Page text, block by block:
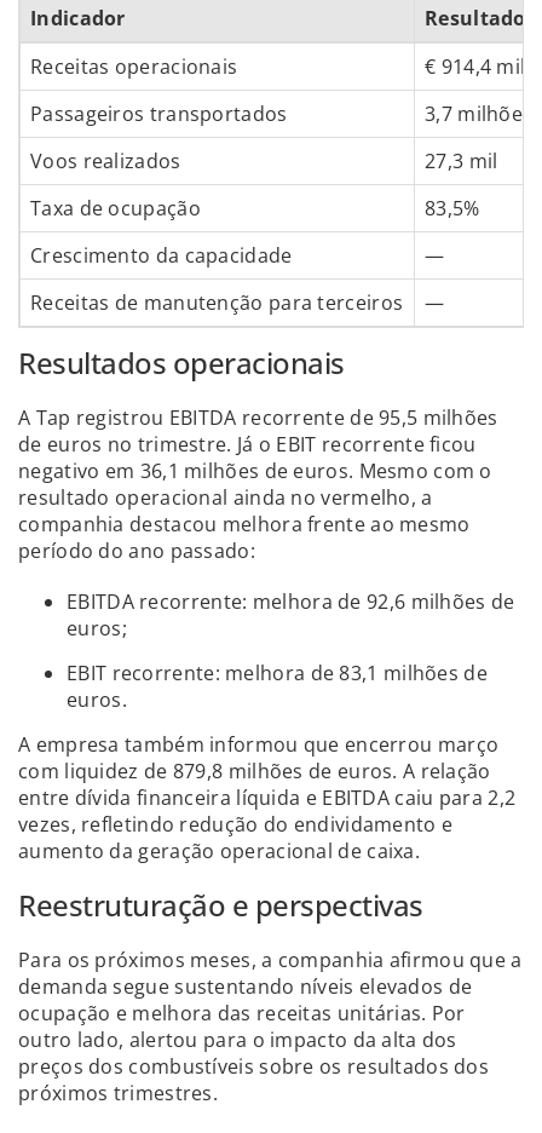
Indicador
Resultado
Receitas operacionais
€ 914,4
Passageiros transportados
3,7 milhões
Voos realizados
27,3 mil
Taxa de ocupação
83,5%
Crescimento da capacidade
—
Receitas de manutenção para terceiros
—
Resultados operacionais
A Tap registrou EBITDA recorrente de 95,5 milhões
de euros no trimestre. Já o EBIT recorrente ficou
negativo em 36,1 milhões de euros. Mesmo com o
resultado operacional ainda no vermelho, a
companhia destacou melhora frente ao mesmo
período do ano passado:
EBITDA recorrente: melhora de 92,6 milhões de
euros;
EBIT recorrente: melhora de 83,1 milhões de
euros.
A empresa também informou que encerrou março
com liquidez de 879,8 milhões de euros. A relação
entre dívida financeira líquida e EBITDA caiu para 2,2
vezes, refletindo redução do endividamento e
aumento da geração operacional de caixa.
Reestruturação e perspectivas
Para os próximos meses, a companhia afirmou que a
demanda segue sustentando níveis elevados de
ocupação e melhora das receitas unitárias. Por
outro lado, alertou para o impacto da alta dos
preços dos combustíveis sobre os resultados dos
próximos trimestres.